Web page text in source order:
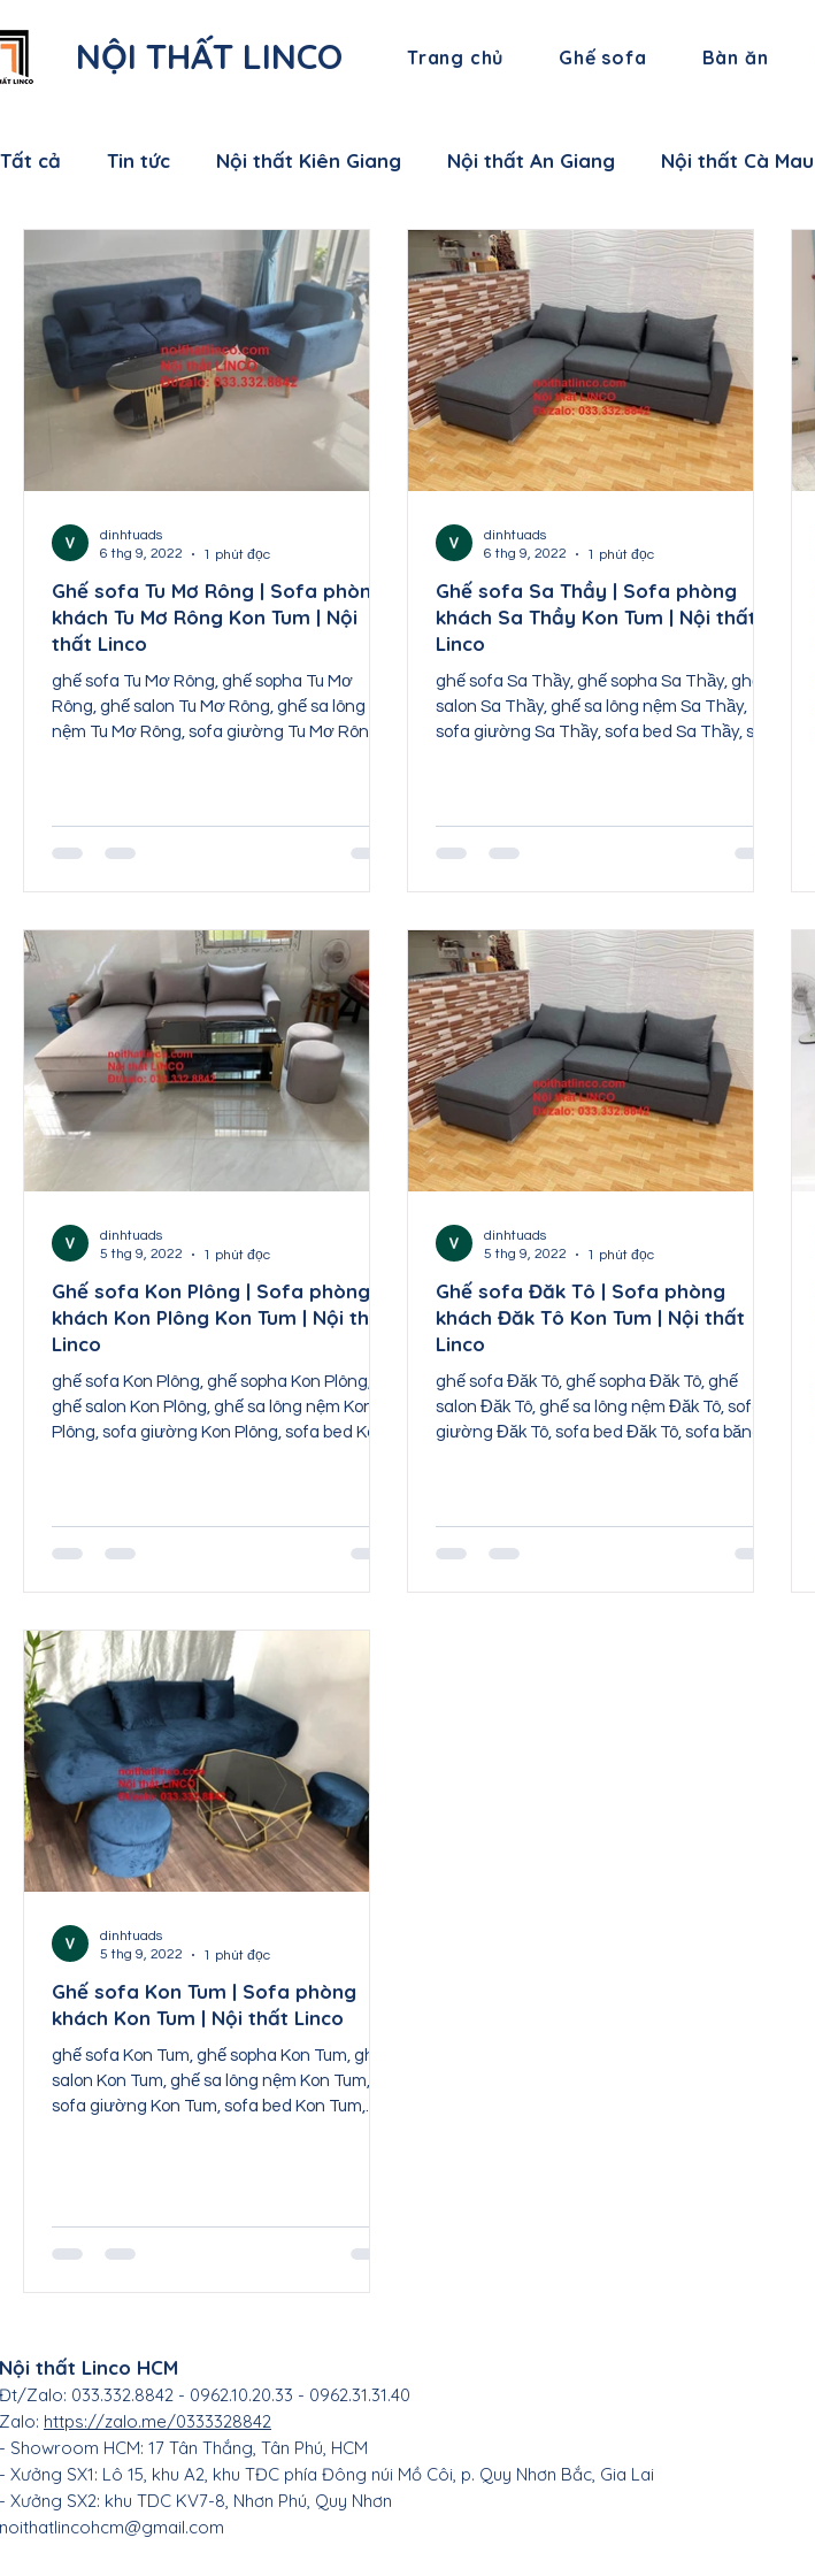
NỘI THẤT LINCO Trang chủ Ghế sofa Bàn ăn
Tất cả Tin tức Nội thất Kiên Giang Nội thất An Giang Nội thất Cà Mau
Nội thất Bạc Liêu Nội thất Sóc Trăng Nội thất Hậu Giang Nội thất
Nội thất Bến Tre Nội thất Tiền Giang Nội thất Cần Thơ Nội thất Ninh
Nội thất Nam Định Nội thất Hưng Yên Nội thất Hà Nam Nội thất Bắc
Nội thất Thái Nguyên Nội thất Tuyên Quang Nội
Nội thất Sơn La Nội thất Lai Châu Nội thất Hòa Bình Nội thất Điện
Ghế sofa Tu Mơ Rông | Sofa phòng
khách Tu Mơ Rông Kon Tum | Nội
thất Linco
ghế sofa Tu Mơ Rông, ghế sopha Tu Mơ
Rông, ghế salon Tu Mơ Rông, ghế sa lông
nệm Tu Mơ Rông, sofa giường Tu Mơ Rông,
dinhtuads
6 thg 9, 2022
1 phút đọc
Ghế sofa Sa Thầy | Sofa phòng
khách Sa Thầy Kon Tum | Nội thất
Linco
ghế sofa Sa Thầy, ghế sopha Sa Thầy, ghế
salon Sa Thầy, ghế sa lông nệm Sa Thầy,
sofa giường Sa Thầy, sofa bed Sa Thầy, sofa
dinhtuads
6 thg 9, 2022
1 phút đọc
Ghế sofa Kon Plông | Sofa phòng
khách Kon Plông Kon Tum | Nội thất
Linco
ghế sofa Kon Plông, ghế sopha Kon Plông,
ghế salon Kon Plông, ghế sa lông nệm Kon
Plông, sofa giường Kon Plông, sofa bed Kon
dinhtuads
5 thg 9, 2022
1 phút đọc
Ghế sofa Đăk Tô | Sofa phòng
khách Đăk Tô Kon Tum | Nội thất
Linco
ghế sofa Đăk Tô, ghế sopha Đăk Tô, ghế
salon Đăk Tô, ghế sa lông nệm Đăk Tô, sofa
giường Đăk Tô, sofa bed Đăk Tô, sofa băng
dinhtuads
5 thg 9, 2022
1 phút đọc
Ghế sofa Kon Tum | Sofa phòng
khách Kon Tum | Nội thất Linco
ghế sofa Kon Tum, ghế sopha Kon Tum, ghế
salon Kon Tum, ghế sa lông nệm Kon Tum,
sofa giường Kon Tum, sofa bed Kon Tum,
dinhtuads
5 thg 9, 2022
1 phút đọc
Nội thất Linco HCM
Đt/Zalo: 033.332.8842 - 0962.10.20.33 - 0962.31.31.40
Zalo: https://zalo.me/0333328842
- Showroom HCM: 17 Tân Thắng, Tân Phú, HCM
- Xưởng SX1: Lô 15, khu A2, khu TĐC phía Đông núi Mồ Côi, p. Quy Nhơn Bắc, Gia Lai
- Xưởng SX2: khu TDC KV7-8, Nhơn Phú, Quy Nhơn
noithatlincohcm@gmail.com